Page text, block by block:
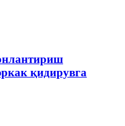
қидирувга